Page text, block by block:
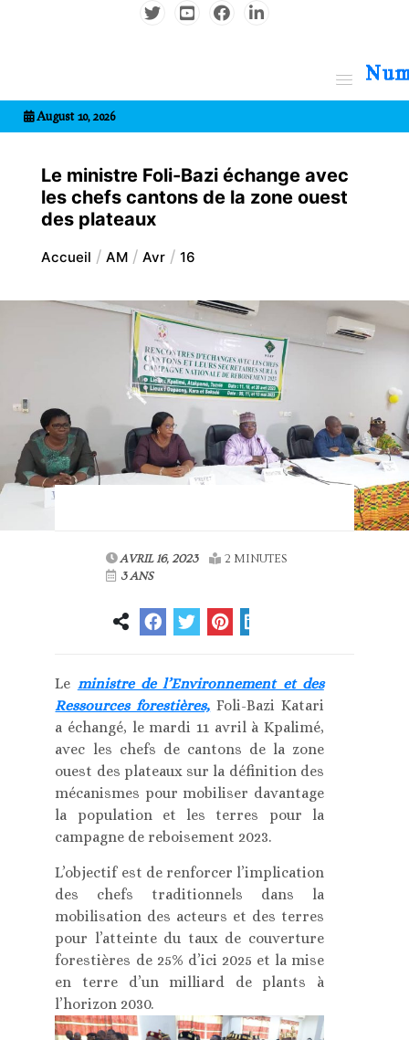
August 10, 2026
Le ministre Foli-Bazi échange avec
les chefs cantons de la zone ouest
des plateaux
Accueil AM Avr 16
AVRIL 16, 2023
2 MINUTES
3 ANS
Le ministre de l’Environnement et des
Ressources forestières, Foli-Bazi Katari
a échangé, le mardi 11 avril à Kpalimé,
avec les chefs de cantons de la zone
ouest des plateaux sur la définition des
mécanismes pour mobiliser davantage
la population et les terres pour la
campagne de reboisement 2023.
L’objectif est de renforcer l’implication
des chefs traditionnels dans la
mobilisation des acteurs et des terres
pour l’atteinte du taux de couverture
forestières de 25% d’ici 2025 et la mise
en terre d’un milliard de plants à
l’horizon 2030.